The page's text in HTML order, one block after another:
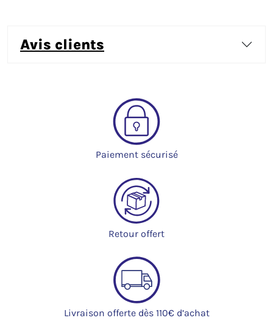
avis clients
Paiement sécurisé
Retour offert
Livraison offerte dès 110€ d’achat